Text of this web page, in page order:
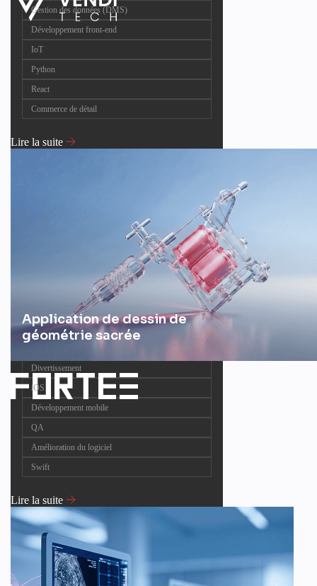
Gestion des données (DMS)
Développement front-end
IoT
Python
React
Commerce de détail
Lire la suite
Application de dessin de
géométrie sacrée
Divertissement
iOS
Développement mobile
QA
Amélioration du logiciel
Swift
Lire la suite